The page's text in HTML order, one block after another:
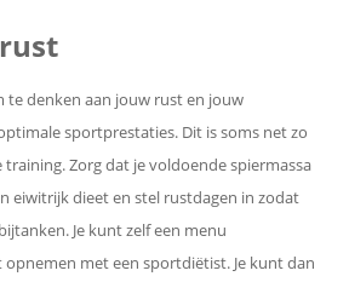
te denken aan jouw rust en jouw
sportprestaties. Dit is soms net zo
training. Zorg dat je voldoende spiermassa
eiwitrijk dieet en stel rustdagen in zodat
Je kunt zelf een menu
met een sportdiëtist. Je kunt dan